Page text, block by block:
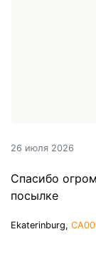
26 июля 2026
Спасибо
посылке
Ekaterinburg,